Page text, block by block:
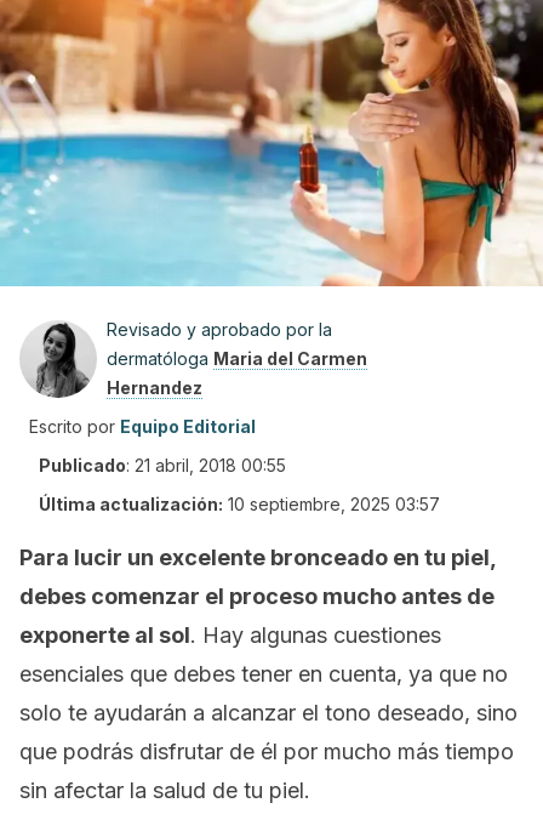
Revisado y aprobado por la
dermatóloga Maria del Carmen
Hernandez
Escrito por Equipo Editorial
Publicado: 21 abril, 2018 00:55
Última actualización: 10 septiembre, 2025 03:57
Para lucir un excelente bronceado en tu piel,
debes comenzar el proceso mucho antes de
exponerte al sol. Hay algunas cuestiones
esenciales que debes tener en cuenta, ya que no
solo te ayudarán a alcanzar el tono deseado, sino
que podrás disfrutar de él por mucho más tiempo
sin afectar la salud de tu piel.